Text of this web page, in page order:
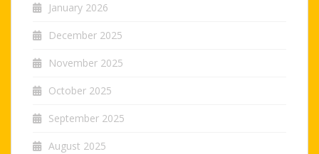
January 2026
December 2025
November 2025
October 2025
September 2025
August 2025